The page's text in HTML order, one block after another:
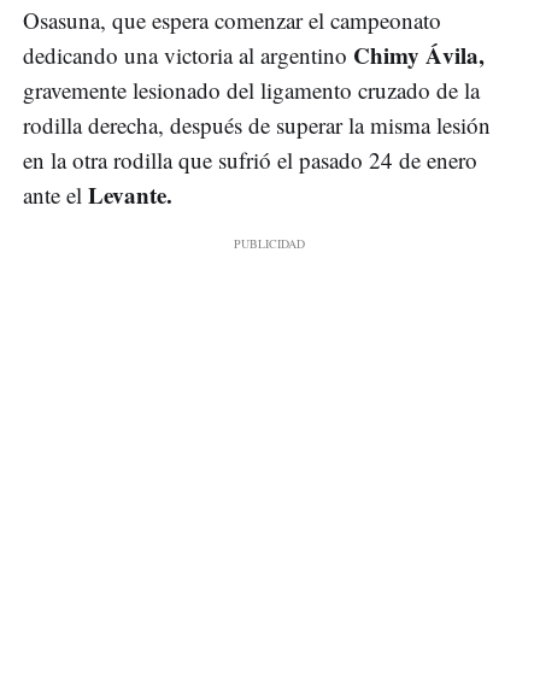
Osasuna, que espera comenzar el campeonato
dedicando una victoria al argentino Chimy Ávila,
gravemente lesionado del ligamento cruzado de la
rodilla derecha, después de superar la misma lesión
en la otra rodilla que sufrió el pasado 24 de enero
ante el Levante.